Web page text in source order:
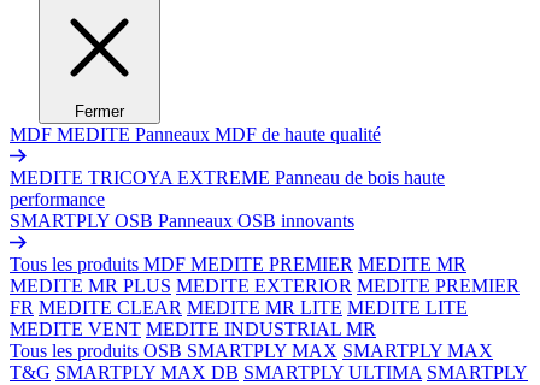
Fermer
MDF MEDITE Panneaux MDF de haute qualité
MEDITE TRICOYA EXTREME Panneau de bois haute
performance
SMARTPLY OSB Panneaux OSB innovants
Tous les produits MDF MEDITE PREMIER MEDITE MR
MEDITE MR PLUS MEDITE EXTERIOR MEDITE PREMIER
FR MEDITE CLEAR MEDITE MR LITE MEDITE LITE
MEDITE VENT MEDITE INDUSTRIAL MR
Tous les produits OSB SMARTPLY MAX SMARTPLY MAX
T&G SMARTPLY MAX DB SMARTPLY ULTIMA SMARTPLY